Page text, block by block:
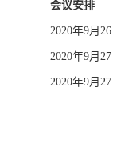
会议安排
2020年9月 26
2020年9月 27
2020年9月 27